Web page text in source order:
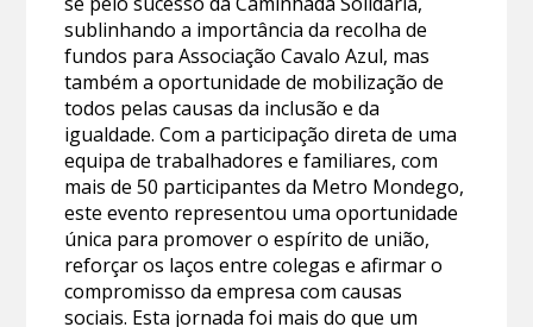
sublinhando a importância da recolha de
fundos para Associação Cavalo Azul, mas
também a oportunidade de mobilização de
todos pelas causas da inclusão e da
igualdade. Com a participação direta de uma
equipa de trabalhadores e familiares, com
mais de 50 participantes da Metro Mondego,
este evento representou uma oportunidade
única para promover o espírito de união,
reforçar os laços entre colegas e afirmar o
compromisso da empresa com causas
sociais. Esta jornada foi mais do que um